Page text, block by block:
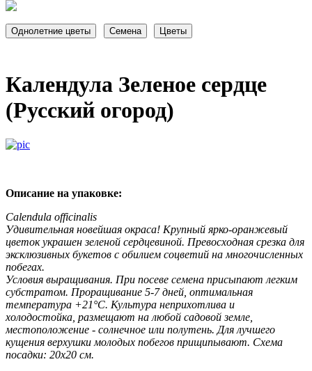
Календула Зеленое сердце
(Русский огород)
Описание на упаковке:
Calendula officinalis
Удивительная новейшая окраса! Крупный ярко-оранжевый
цветок украшен зеленой сердцевиной. Превосходная срезка для
эксклюзивных букетов с обилием соцветий на многочисленных
побегах.
Условия выращивания. При посеве семена присыпают легким
субстратом. Проращивание 5-7 дней, оптимальная
температура +21°С. Культура неприхотлива и
холодостойка, размещают на любой садовой земле,
местоположение - солнечное или полутень. Для лучшего
кущения верхушки молодых побегов прищипывают. Схема
посадки: 20x20 см.